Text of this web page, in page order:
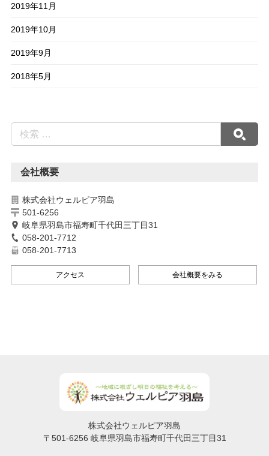
2019年11月
2019年10月
2019年9月
2018年5月
会社概要
株式会社ウェルピア羽島
501-6256
岐阜県羽島市福寿町千代田三丁目31
058-201-7712
058-201-7713
アクセス 会社概要をみる
株式会社ウェルピア羽島
〒501-6256 岐阜県羽島市福寿町千代田三丁目31